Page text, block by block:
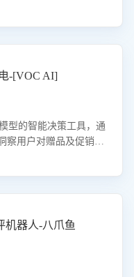
输出可落地的挽回策
-[VOC AI]
型的智能决策工具，通
察用户对赠品及促销政
策略，优化资源投放
机器人-八爪鱼